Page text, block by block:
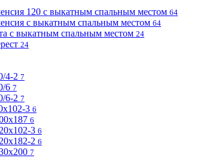
120 с выкатным спальным местом 64
с выкатным спальным местом 64
с выкатным спальным местом 24
24
4-2 7
6 7
6-2 7
3 6
6
3 6
2 6
7